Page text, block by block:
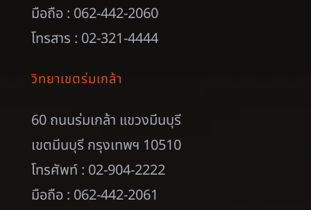
มือถือ : 062-442-2060
โทรสาร : 02-321-4444
วิทยาเขตร่มเกล้า
60 ถนนร่มเกล้า แขวงมีนบุรี
เขตมีนบุรี กรุงเทพฯ 10510
โทรศัพท์ : 02-904-2222
มือถือ : 062-442-2061